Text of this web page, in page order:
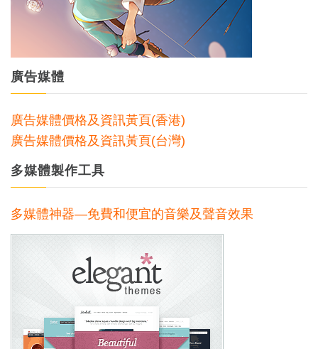
廣告媒體
廣告媒體價格及資訊黃頁(香港)
廣告媒體價格及資訊黃頁(台灣)
多媒體製作工具
多媒體神器—免費和便宜的音樂及聲音效果